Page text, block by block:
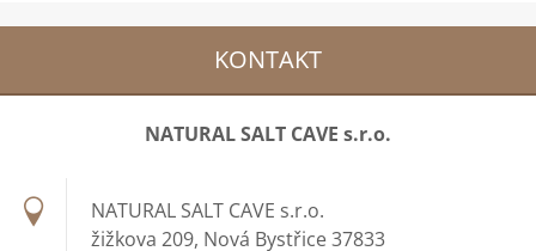
KONTAKT
NATURAL SALT CAVE s.r.o.
NATURAL SALT CAVE s.r.o.
žižkova 209, Nová Bystřice 37833